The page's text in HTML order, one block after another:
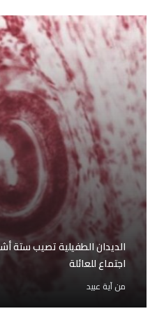
الديدان الطفيلية تصيب ستة
اجتماع للعائلة
منآية عبيد